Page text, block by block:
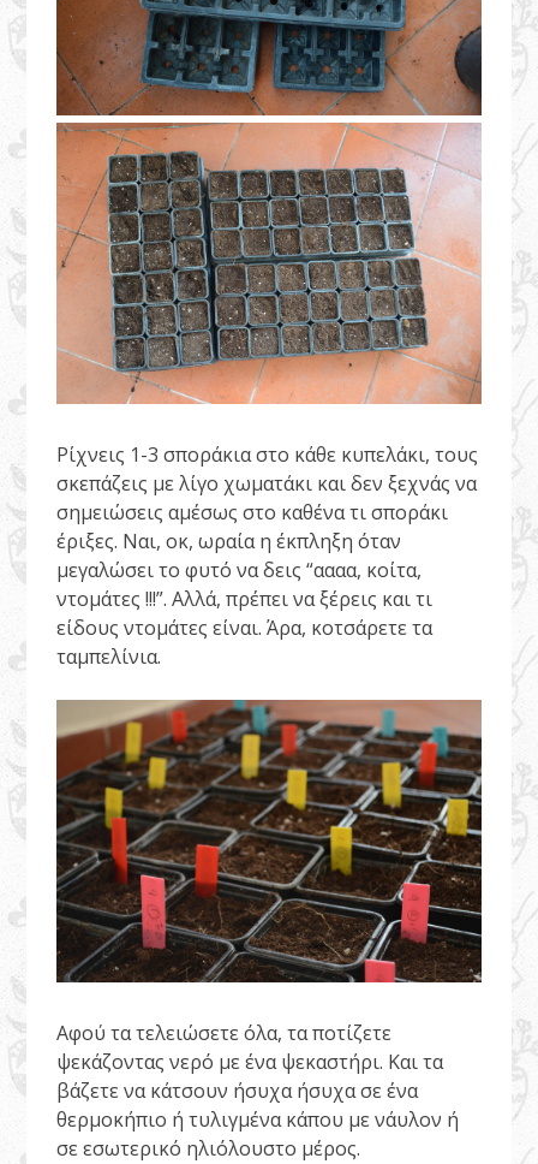
Ρίχνεις 1-3 σποράκια στο κάθε κυπελάκι, τους
σκεπάζεις με λίγο χωματάκι και δεν ξεχνάς να
σημειώσεις αμέσως στο καθένα τι σποράκι
έριξες. Ναι, οκ, ωραία η έκπληξη όταν
μεγαλώσει το φυτό να δεις “αααα, κοίτα,
ντομάτες !!!”. Αλλά, πρέπει να ξέρεις και τι
είδους ντομάτες είναι. Άρα, κοτσάρετε τα
ταμπελίνια.
Αφού τα τελειώσετε όλα, τα ποτίζετε
ψεκάζοντας νερό με ένα ψεκαστήρι. Και τα
βάζετε να κάτσουν ήσυχα ήσυχα σε ένα
θερμοκήπιο ή τυλιγμένα κάπου με νάυλον ή
σε εσωτερικό ηλιόλουστο μέρος.